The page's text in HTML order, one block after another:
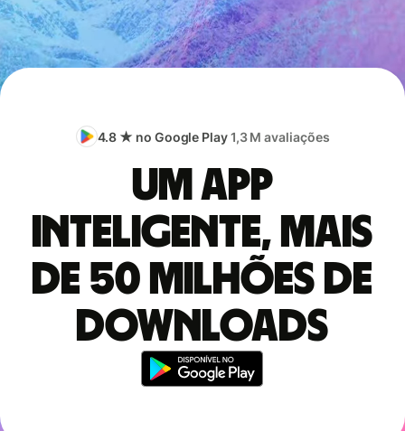
4.8 ★ no Google Play1,3 M avaliações
Um app
inteligente, mais
de 50 milhões de
downloads